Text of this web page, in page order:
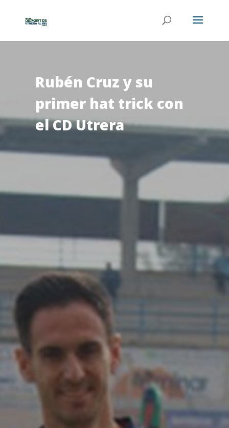
Rubén Cruz y su
primer hat trick con
el CD Utrera